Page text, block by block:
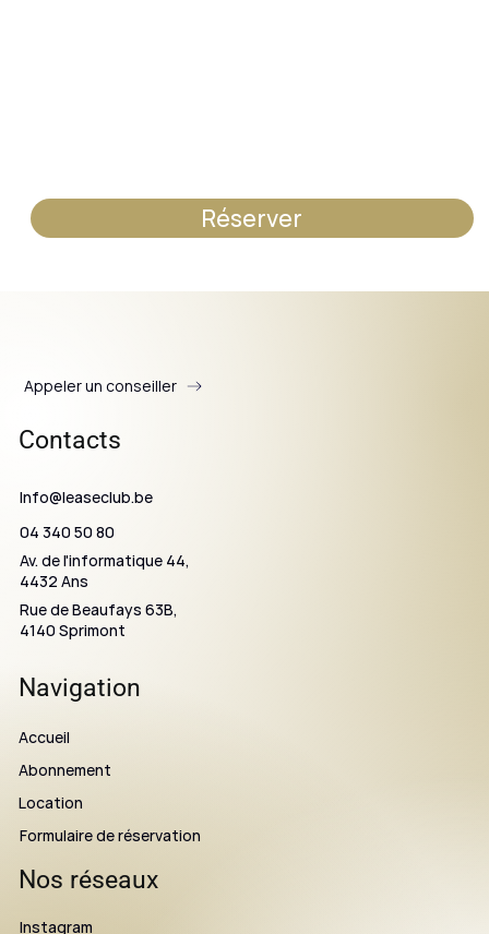
Réserver
Appeler un conseiller
Contacts
Info@leaseclub.be
04 340 50 80
Av. de l'informatique 44,
4432 Ans
Rue de Beaufays 63B,
4140 Sprimont
Navigation
Accueil
Abonnement
Location
Formulaire de réservation
Nos réseaux
Instagram